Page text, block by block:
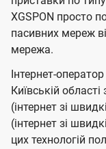
XGSPON просто
пасивних мереж
мережа.
Інтернет-
Київській
(інтернет зі
(інтернет зі
цих технологій